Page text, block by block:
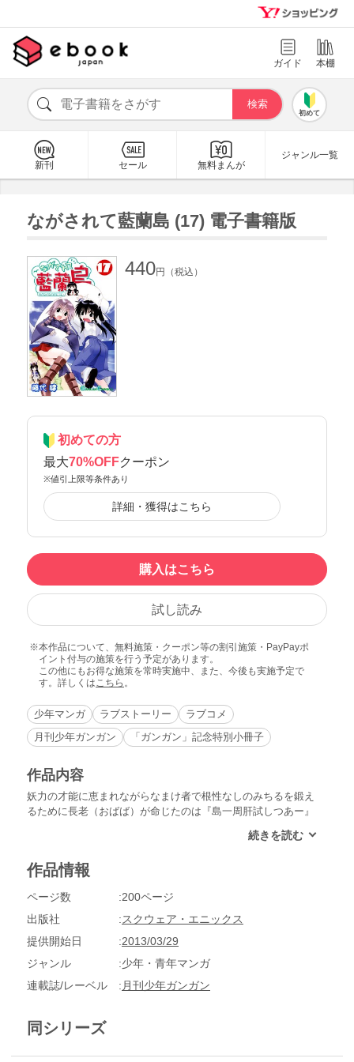
ガイド 本棚
初めて
新刊 セール 無料まんが
ジャンル一覧
ながされて藍蘭島 (17) 電子書籍版
440円（税込）
初めての方
最大70%OFFクーポン
※値引上限等条件あり
詳細・獲得はこちら
購入はこちら
試し読み
本作品について、無料施策・クーポン等の割引施策・PayPayポ
イント付与の施策を行う予定があります。
この他にもお得な施策を常時実施中、また、今後も実施予定で
す。詳しくはこちら 。
少年マンガ ラブストーリー
ラブコメ
月刊少年ガンガン
「ガンガン」記念特別小冊子
作品内容
妖力の才能に恵まれながらなまけ者で根性なしのみちるを鍛え
るために長老（おばば）が命じたのは『島一周肝試しつあー』
った球を集めて、小雪さんを救出することができるのか!?
作品情報
ページ数
200ページ
出版社
スクウェア・エニックス
提供開始日
2013/03/29
ジャンル
少年・青年マンガ
連載誌/レーベル
月刊少年ガンガン
同シリーズ